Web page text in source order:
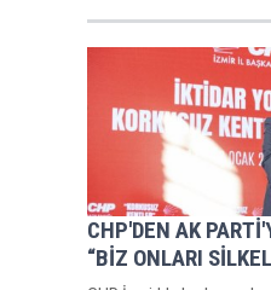
CHP'DEN AK
“BİZ ONLARI